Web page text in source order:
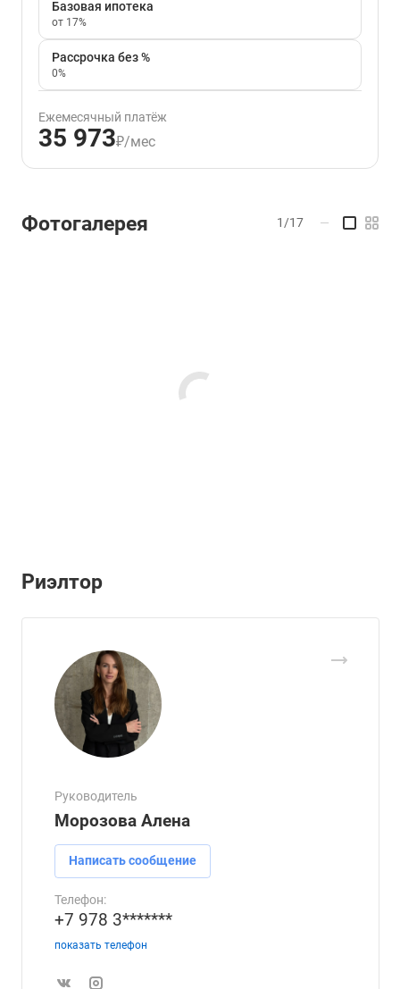
Базовая ипотека
от 17%
Рассрочка без %
0%
Ежемесячный платёж
35 973₽/мес
Фотогалерея 1/17 —
Риэлтор
Руководитель
Морозова Алена
Написать сообщение
Телефон:
+7 978 3*******
показать телефон